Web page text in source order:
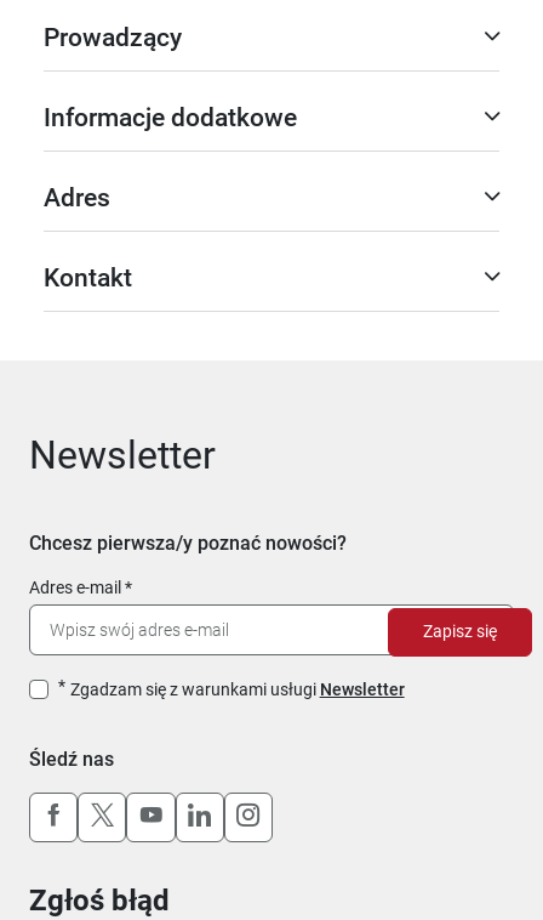
Prowadzący
Informacje dodatkowe
Adres
Kontakt
Newsletter
Chcesz pierwsza/y poznać nowości?
Adres e-mail
Zgadzam się z warunkami usługi Newsletter
Zapisz się
Śledź nas
Uwaga, link otworzy się w nowym oknie
Uwaga, link otworzy się w nowym oknie
Uwaga, link otworzy się w nowym
Uwaga, link otworzy się w
Uwaga, link otworzy się w
Zgłoś błąd